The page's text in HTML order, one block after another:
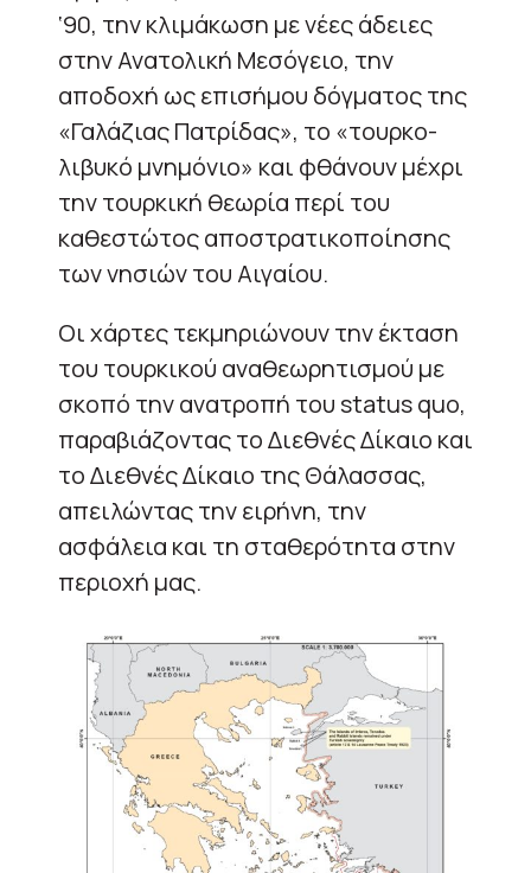
‘90, την κλιμάκωση με νέες άδειες
στην Ανατολική Μεσόγειο, την
αποδοχή ως επισήμου δόγματος της
«Γαλάζιας Πατρίδας», το «τουρκο-
λιβυκό μνημόνιο» και φθάνουν μέχρι
την τουρκική θεωρία περί του
καθεστώτος αποστρατικοποίησης
των νησιών του Αιγαίου.
Οι χάρτες τεκμηριώνουν την έκταση
του τουρκικού αναθεωρητισμού με
σκοπό την ανατροπή του status quo,
παραβιάζοντας το Διεθνές Δίκαιο και
το Διεθνές Δίκαιο της Θάλασσας,
απειλώντας την ειρήνη, την
ασφάλεια και τη σταθερότητα στην
περιοχή μας.